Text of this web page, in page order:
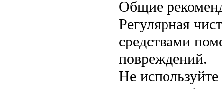
Общие
Регулярная
средствами
повреждений.
Не используйте